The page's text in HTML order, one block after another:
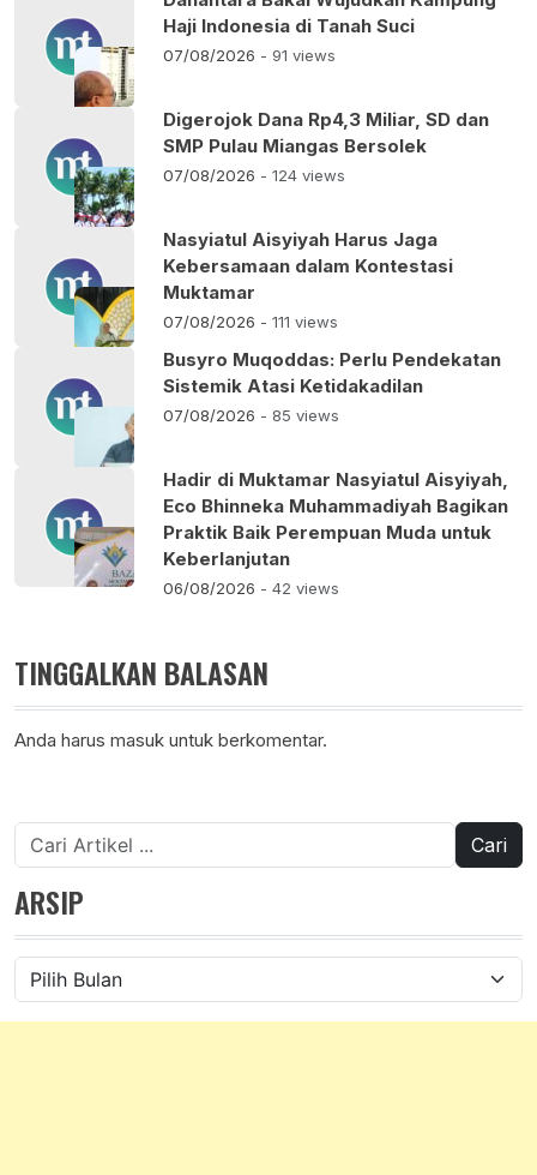
Haji Indonesia di Tanah Suci
07/08/2026 - 91 views
Digerojok Dana Rp4,3 Miliar, SD dan
SMP Pulau Miangas Bersolek
07/08/2026 - 124 views
Nasyiatul Aisyiyah Harus Jaga
Kebersamaan dalam Kontestasi
Muktamar
07/08/2026 - 111 views
Busyro Muqoddas: Perlu Pendekatan
Sistemik Atasi Ketidakadilan
07/08/2026 - 85 views
Hadir di Muktamar Nasyiatul Aisyiyah,
Eco Bhinneka Muhammadiyah Bagikan
Praktik Baik Perempuan Muda untuk
Keberlanjutan
06/08/2026 - 42 views
TINGGALKAN BALASAN
Anda harus masuk untuk berkomentar.
Cari
untuk:
ARSIP
Arsip